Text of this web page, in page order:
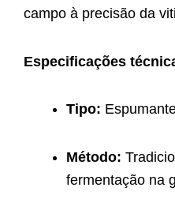
campo à precisão da
Especificações
Tipo:
Método:
fermentação na